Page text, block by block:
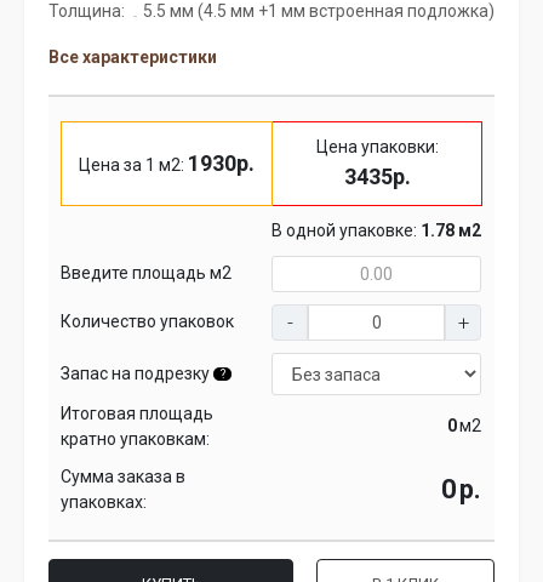
Толщина:
5.5 мм (4.5 мм +1 мм встроенная подложка)
Все характеристики
Цена за 1 м2: 1930р.
Цена упаковки:
3435р.
В одной упаковке: 1.78 м2
Введите площадь м2
Количество упаковок
Запас на подрезку ?
Итоговая площадь
кратно упаковкам:
м2
Сумма заказа в
упаковках:
р.